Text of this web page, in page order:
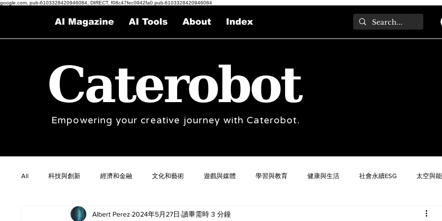
google.com, pub-6103328420946084, DIRECT, f08c47fec0942fa0 pub-6103328420946084
AI Magazine AI Tools About Index
Caterobot
Empowering your creative journey with Caterobot.
All 科技與創新 經濟和金融 文化和藝術 遊戲與媒體 學習與教育 健康與生活 社會永續ESG 太空與
Albert Perez 2024年5月27日 讀畢需時 3 分鐘